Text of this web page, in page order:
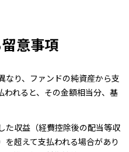
意事項
なり、ファンドの純資産から支
われると、その金額相当分、基
た収益（経費控除後の配当等収
超えて支払われる場合があり